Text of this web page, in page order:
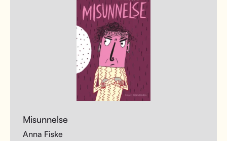
Misunnelse
Anna Fiske